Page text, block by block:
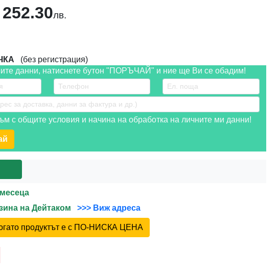
252.30лв.
(без регистрация)
данни, натиснете бутон "ПОРЪЧАЙ" и ние ще Ви се обадим!
с общите условия и начина на обработка на личните ми данни!
И
на Дейтаком
>>> Виж адреса
продуктът е с ПО-НИСКА ЦЕНА